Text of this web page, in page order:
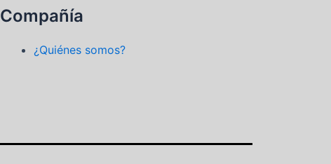
Compañía
¿Quiénes somos?